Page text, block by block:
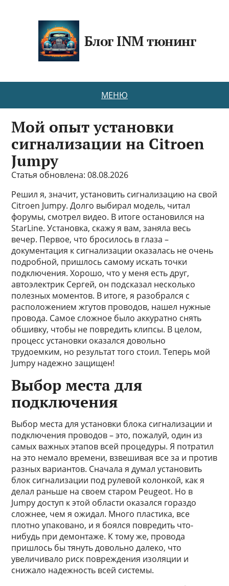
Блог INM тюнинг
МЕНЮ
Мой опыт установки
сигнализации на Citroen
Jumpy
Статья обновлена: 08.08.2026
Решил я, значит, установить сигнализацию на свой
Citroen Jumpy. Долго выбирал модель, читал
форумы, смотрел видео. В итоге остановился на
StarLine. Установка, скажу я вам, заняла весь
вечер. Первое, что бросилось в глаза –
документация к сигнализации оказалась не очень
подробной, пришлось самому искать точки
подключения. Хорошо, что у меня есть друг,
автоэлектрик Сергей, он подсказал несколько
полезных моментов. В итоге, я разобрался с
расположением жгутов проводов, нашел нужные
провода. Самое сложное было аккуратно снять
обшивку, чтобы не повредить клипсы. В целом,
процесс установки оказался довольно
трудоемким, но результат того стоил. Теперь мой
Jumpy надежно защищен!
Выбор места для
подключения
Выбор места для установки блока сигнализации и
подключения проводов – это, пожалуй, один из
самых важных этапов всей процедуры. Я потратил
на это немало времени, взвешивая все за и против
разных вариантов. Сначала я думал установить
блок сигнализации под рулевой колонкой, как я
делал раньше на своем старом Peugeot. Но в
Jumpy доступ к этой области оказался гораздо
сложнее, чем я ожидал. Много пластика, все
плотно упаковано, и я боялся повредить что-
нибудь при демонтаже. К тому же, провода
пришлось бы тянуть довольно далеко, что
увеличивало риск повреждения изоляции и
снижало надежность всей системы.